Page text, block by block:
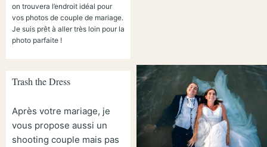
on trouvera l’endroit idéal pour
vos photos de couple de mariage.
Je suis prêt à aller très loin pour la
photo parfaite !
Trash the Dress
Après votre mariage, je
vous propose aussi un
shooting couple mais pas